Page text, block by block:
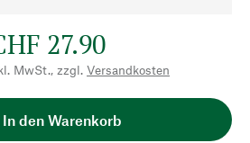
27.90
MwSt., zzgl. Versandkosten
In den Warenkorb